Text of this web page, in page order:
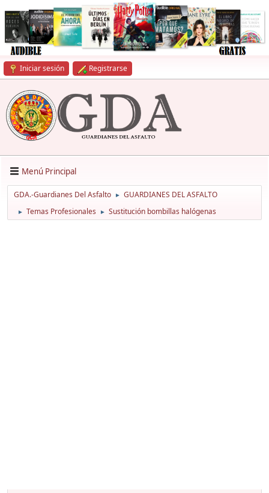
Iniciar sesión Registrarse
Menú Principal
GDA.-Guardianes Del Asfalto ► GUARDIANES DEL ASFALTO
► Temas Profesionales ► Sustitución bombillas halógenas